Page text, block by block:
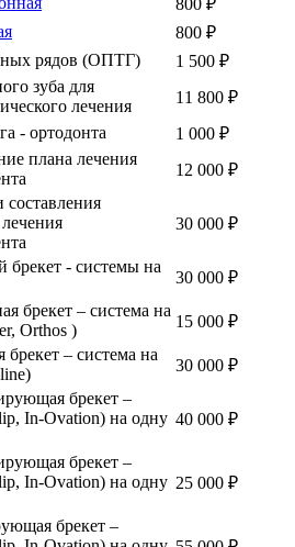
800 ₽
рядов (ОПТГ)
1 500 ₽
зуба для
лечения
11 800 ₽
- ортодонта
1 000 ₽
плана лечения
12 000 ₽
30 000 ₽
брекет - системы на
30 000 ₽
брекет – система на
Orthos )
15 000 ₽
брекет – система на
30 000 ₽
брекет –
In-Ovation) на одну 40 000 ₽
брекет –
In-Ovation) на одну 25 000 ₽
брекет –